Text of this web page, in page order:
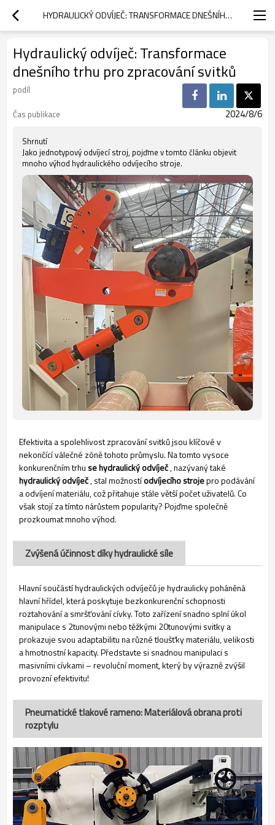
HYDRAULICKÝ ODVÍJEČ: TRANSFORMACE DNEŠNÍHO TRHU PRO ZPRACOVÁNÍ SVITKŮ
Hydraulický odvíječ: Transformace
dnešního trhu pro zpracování svitků
podíl
Čas publikace
2024/8/6
Shrnutí
Jako jednotypový odvíjecí stroj, pojďme v tomto článku objevit
mnoho výhod hydraulického odvíjecího stroje.
Efektivita a spolehlivost zpracování svitků jsou klíčové v
nekončící válečné zóně tohoto průmyslu. Na tomto vysoce
konkurenčním trhu se hydraulický odvíječ
hydraulický odvíječ, stal možnostíodvíjecího strojepro podávání
a odvíjení materiálu, což přitahuje stále větší počet uživatelů. Co
však stojí za tímto nárůstem popularity? Pojďme společně
prozkoumat mnoho výhod.
Zvýšená účinnost díky hydraulické síle
Hlavní součástí hydraulických odvíječů je hydraulicky poháněná
hlavní hřídel, která poskytuje bezkonkurenční schopnosti
roztahování a smršťování cívky. Toto zařízení snadno splní úkol
manipulace s 2tunovými nebo těžkými 20tunovými svitky a
prokazuje svou adaptabilitu na různé tloušťky materiálu, velikosti
a hmotnostní kapacity. Představte si snadnou manipulaci s
masivními cívkami – revoluční moment, který by výrazně zvýšil
provozní efektivitu!
Pneumatické tlakové rameno: Materiálová obrana proti
rozptylu